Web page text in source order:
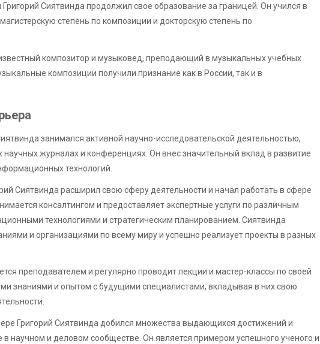
Сиятвинда продолжил свое образование за границей. Он учился в
степень по композиции и докторскую степень по
композитор и музыковед, преподающий в музыкальных учебных
композиции получили признание как в России, так и в
занимался активной научно-исследовательской деятельностью,
журналах и конференциях. Он внес значительный вклад в развитие
технологий.
Сиятвинда расширил свою сферу деятельности и начал работать в сфере
консалтингом и предоставляет экспертные услуги по различным
технологиями и стратегическим планированием. Сиятвинда
и организациями по всему миру и успешно реализует проекты в разных
преподавателем и регулярно проводит лекции и мастер-классы по своей
знаниями и опытом с будущими специалистами, вкладывая в них свою
Григорий Сиятвинда добился множества выдающихся достижений и
в научном и деловом сообществе. Он является примером успешного ученого и